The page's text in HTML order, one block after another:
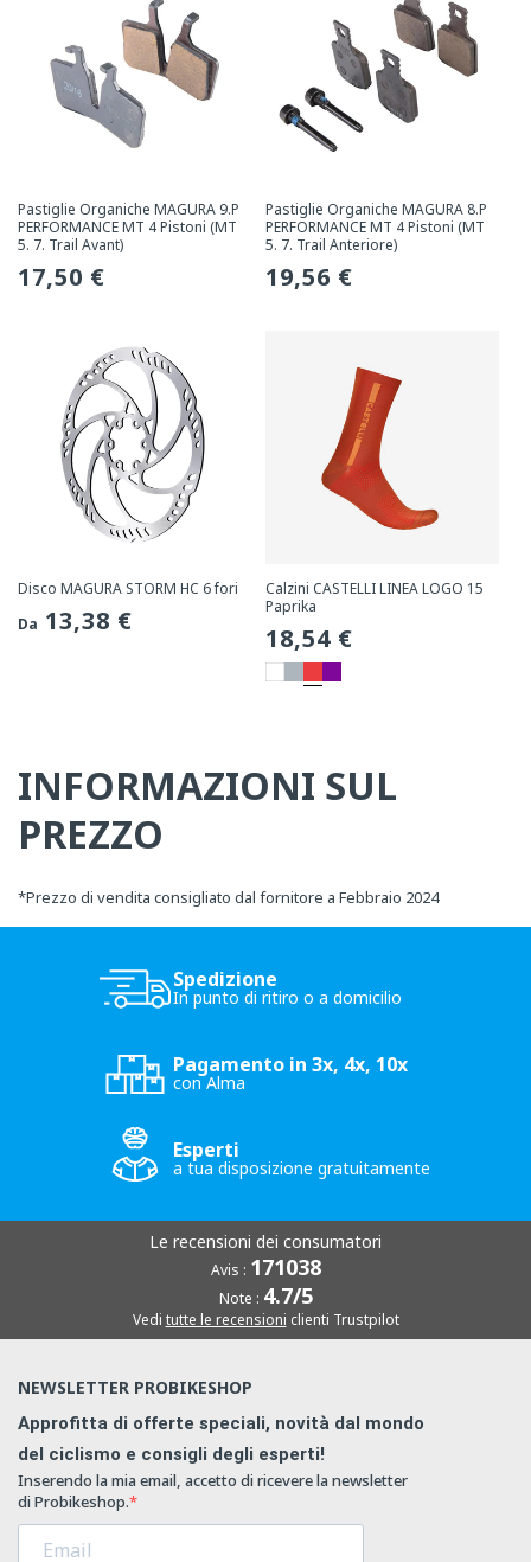
Pastiglie Organiche MAGURA 9.P
PERFORMANCE MT 4 Pistoni (MT
5. 7. Trail Avant)
Prezzo
17,50 €
Pastiglie Organiche MAGURA 8.P
PERFORMANCE MT 4 Pistoni (MT
5. 7. Trail Anteriore)
Prezzo
19,56 €
Disco MAGURA STORM HC 6 fori
Prezzo
Da 13,38 €
Calzini CASTELLI LINEA LOGO 15
Paprika
Prezzo
normale
18,54 €
INFORMAZIONI SUL
PREZZO
*Prezzo di vendita consigliato dal fornitore a Febbraio 2024
Spedizione
In punto di ritiro o a domicilio
Pagamento in 3x, 4x, 10x
con Alma
Esperti
a tua disposizione gratuitamente
Le recensioni dei consumatori
Avis : 171038
Note : 4.7/5
Vedi tutte le recensioni clienti Trustpilot
NEWSLETTER PROBIKESHOP
Approfitta di offerte speciali, novità dal mondo
del ciclismo e consigli degli esperti!
Inserendo la mia email, accetto di ricevere la newsletter
di Probikeshop.